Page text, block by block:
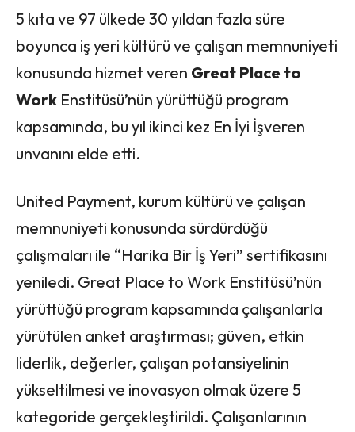
5 kıta ve 97 ülkede 30 yıldan fazla süre
boyunca iş yeri kültürü ve çalışan memnuniyeti
konusunda hizmet veren Great Place to
Work Enstitüsü’nün yürüttüğü program
kapsamında, bu yıl ikinci kez En İyi İşveren
unvanını elde etti.
United Payment, kurum kültürü ve çalışan
memnuniyeti konusunda sürdürdüğü
çalışmaları ile “Harika Bir İş Yeri” sertifikasını
yeniledi. Great Place to Work Enstitüsü’nün
yürüttüğü program kapsamında çalışanlarla
yürütülen anket araştırması; güven, etkin
liderlik, değerler, çalışan potansiyelinin
yükseltilmesi ve inovasyon olmak üzere 5
kategoride gerçekleştirildi. Çalışanlarının